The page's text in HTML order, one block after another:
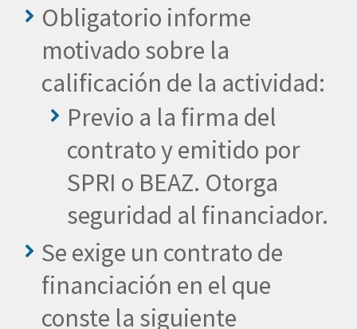
Obligatorio informe
motivado sobre la
calificación de la actividad:
Previo a la firma del
contrato y emitido por
SPRI o BEAZ. Otorga
seguridad al financiador.
Se exige un contrato de
financiación en el que
conste la siguiente